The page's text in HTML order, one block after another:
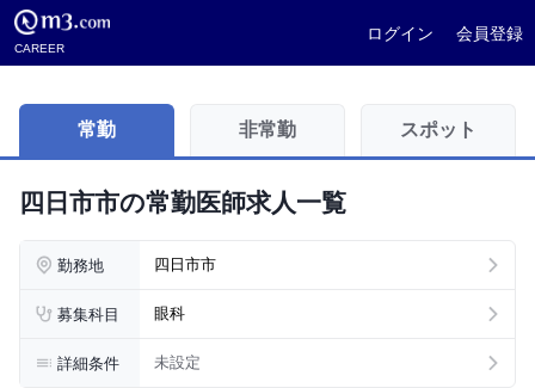
CAREER
ログイン 会員登録
常勤 非常勤 スポット
四日市市の常勤医師求人一覧
勤務地 四日市市
募集科目 眼科
詳細条件 未設定